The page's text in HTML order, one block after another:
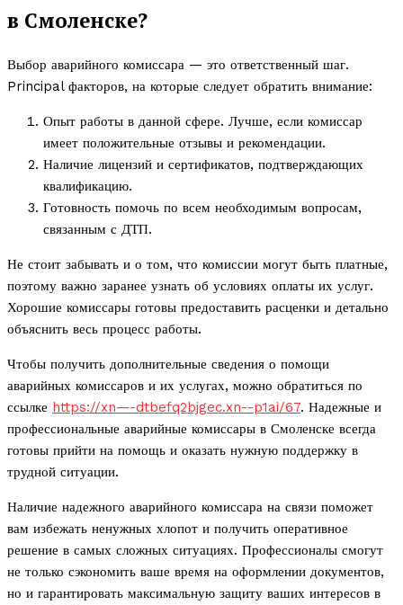
в Смоленске?
Выбор аварийного комиссара — это ответственный шаг.
Principal факторов, на которые следует обратить внимание:
Опыт работы в данной сфере. Лучше, если комиссар
имеет положительные отзывы и рекомендации.
Наличие лицензий и сертификатов, подтверждающих
квалификацию.
Готовность помочь по всем необходимым вопросам,
связанным с ДТП.
Не стоит забывать и о том, что комиссии могут быть платные,
поэтому важно заранее узнать об условиях оплаты их услуг.
Хорошие комиссары готовы предоставить расценки и детально
объяснить весь процесс работы.
Чтобы получить дополнительные сведения о помощи
аварийных комиссаров и их услугах, можно обратиться по
ссылке https://xn—-dtbefq2bjgec.xn--p1ai/67. Надежные и
профессиональные аварийные комиссары в Смоленске всегда
готовы прийти на помощь и оказать нужную поддержку в
трудной ситуации.
Наличие надежного аварийного комиссара на связи поможет
вам избежать ненужных хлопот и получить оперативное
решение в самых сложных ситуациях. Профессионалы смогут
не только сэкономить ваше время на оформлении документов,
но и гарантировать максимальную защиту ваших интересов в